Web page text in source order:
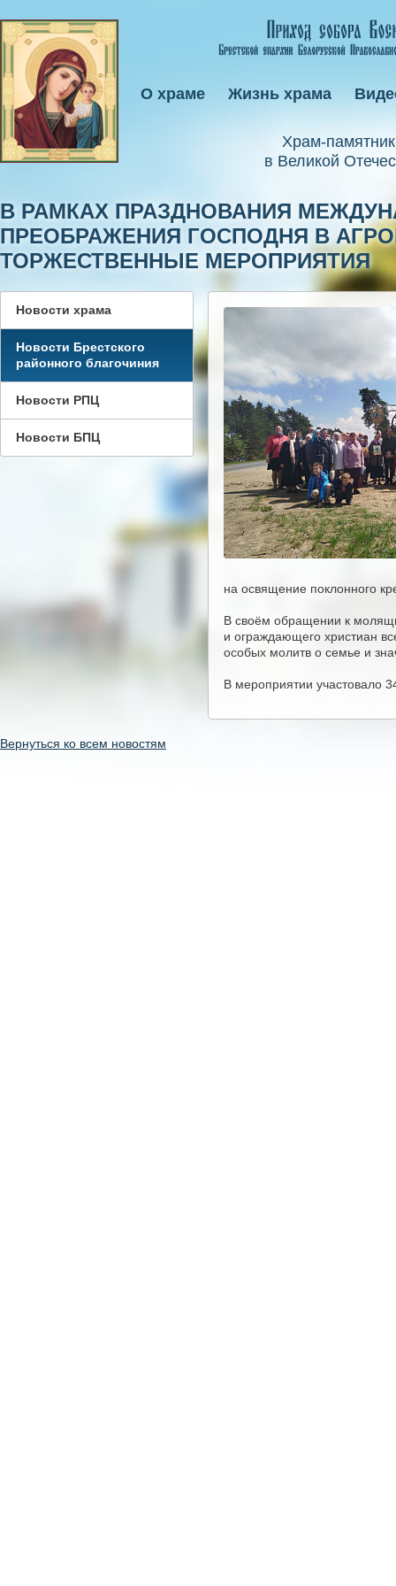
Xрам-
в Великой
О храме Жизнь храма
В РАМКАХ ПРАЗДНОВАНИЯ
ПРЕОБРАЖЕНИЯ ГОСПОДНЯ В
ТОРЖЕСТВЕННЫЕ МЕРОПРИЯТИЯ
Новости храма
Новости Брестского
районного благочиния
Новости РПЦ
Новости БПЦ
на освящение поклонного
В своём обращении к
и ограждающего христиан
особых молитв о семье и
В мероприятии участовало
Вернуться ко всем новостям